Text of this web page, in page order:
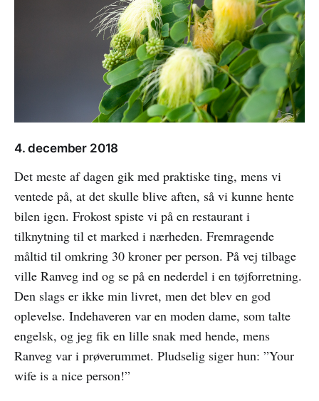
4. december 2018
Det meste af dagen gik med praktiske ting, mens vi
ventede på, at det skulle blive aften, så vi kunne hente
bilen igen. Frokost spiste vi på en restaurant i
tilknytning til et marked i nærheden. Fremragende
måltid til omkring 30 kroner per person. På vej tilbage
ville Ranveg ind og se på en nederdel i en tøjforretning.
Den slags er ikke min livret, men det blev en god
oplevelse. Indehaveren var en moden dame, som talte
engelsk, og jeg fik en lille snak med hende, mens
Ranveg var i prøverummet. Pludselig siger hun: ”Your
wife is a nice person!”